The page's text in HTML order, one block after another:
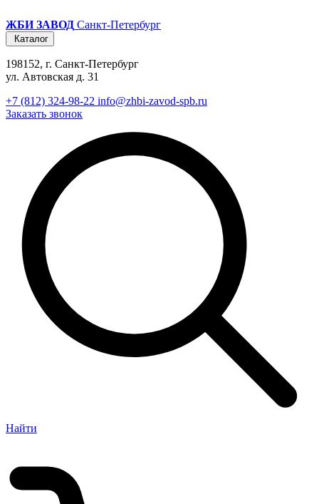
ЖБИ ЗАВОД Санкт-Петербург
Каталог
198152, г. Санкт-Петербург
ул. Автовская д. 31
+7 (812) 324-98-22 info@zhbi-zavod-spb.ru
Заказать звонок
Найти